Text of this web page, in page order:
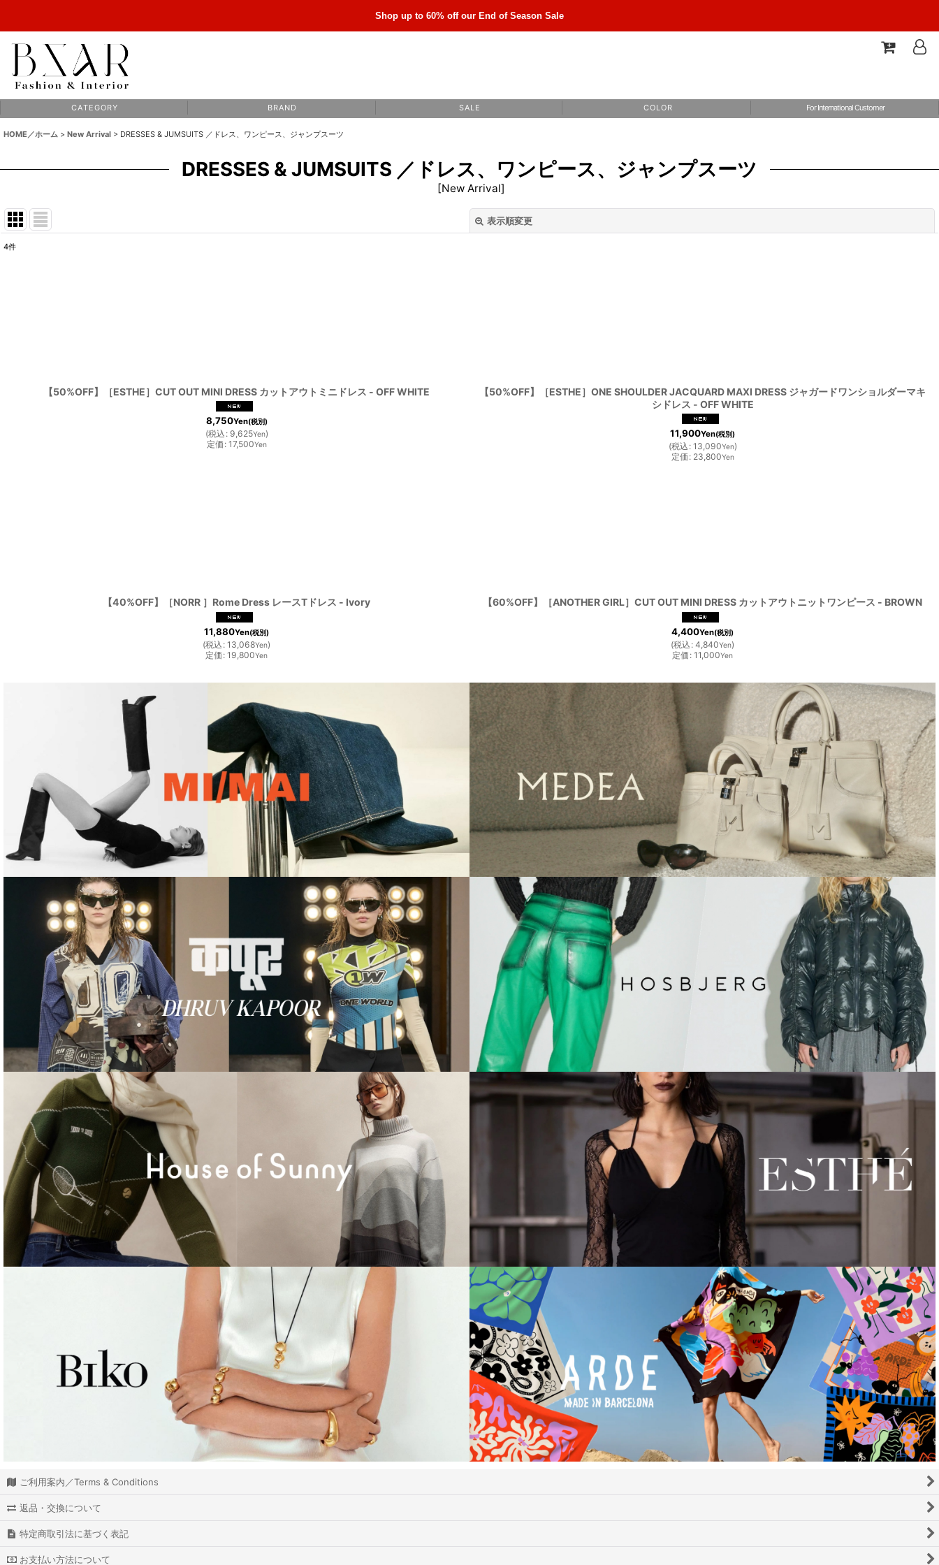
Shop up to 60% off our End of Season Sale
C A T E G O R Y B R A N D S A L E C O L O R For International Customer
HOME／ホーム > New Arrival > DRESSES & JUMSUITS ／ドレス、ワンピース、ジャンプスーツ
DRESSES & JUMSUITS ／ドレス、ワンピース、ジャンプスーツ
[New Arrival]
表示順変更
4件
【50%OFF】［ESTHE］CUT OUT MINI DRESS カットアウトミニドレス - OFF WHITE
8,750Yen(税別)
(税込 : 9,625Yen)
定価 : 17,500Yen
【50%OFF】［ESTHE］ONE SHOULDER JACQUARD MAXI DRESS ジャガードワンショルダーマキ
シドレス - OFF WHITE
11,900Yen(税別)
(税込 : 13,090Yen)
定価 : 23,800Yen
【40%OFF】［NORR ］Rome Dress レースTドレス - Ivory
11,880Yen(税別)
(税込 : 13,068Yen)
定価 : 19,800Yen
【60%OFF】［ANOTHER GIRL］CUT OUT MINI DRESS カットアウトニットワンピース - BROWN
4,400Yen(税別)
(税込 : 4,840Yen)
定価 : 11,000Yen
ご利用案内／Terms & Conditions
返品・交換について
特定商取引法に基づく表記
お支払い方法について